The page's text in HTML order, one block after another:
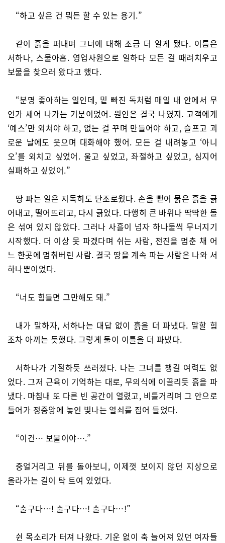
“하고 싶은 건 뭐든 할 수 있는 용기.”
같이 흙을 퍼내며 그녀에 대해 조금 더 알게 됐다. 이름은
서하나, 스물아홉. 영업사원으로 일하다 모든 걸 때려치우고
보물을 찾으러 왔다고 했다.
“분명 좋아하는 일인데, 밑 빠진 독처럼 매일 내 안에서 무
언가 새어 나가는 기분이었어. 원인은 결국 나였지. 고객에게
‘예스’만 외쳐야 하고, 없는 걸 꾸며 만들어야 하고, 슬프고 괴
로운 날에도 웃으며 대화해야 했어. 모든 걸 내려놓고 ‘아니
오’를 외치고 싶었어. 울고 싶었고, 좌절하고 싶었고, 심지어
실패하고 싶었어.”
땅 파는 일은 지독히도 단조로웠다. 손을 뻗어 묽은 흙을 긁
어내고, 떨어뜨리고, 다시 긁었다. 다행히 큰 바위나 딱딱한 돌
은 섞여 있지 않았다. 그러나 사흘이 넘자 하나둘씩 무너지기
시작했다. 더 이상 못 파겠다며 쉬는 사람, 전진을 멈춘 채 어
느 한곳에 멈춰버린 사람. 결국 땅을 계속 파는 사람은 나와 서
하나뿐이었다.
“너도 힘들면 그만해도 돼.”
내가 말하자, 서하나는 대답 없이 흙을 더 파냈다. 말할 힘
조차 아끼는 듯했다. 그렇게 둘이 이틀을 더 파냈다.
서하나가 기절하듯 쓰러졌다. 나는 그녀를 챙길 여력도 없
었다. 그저 근육이 기억하는 대로, 무의식에 이끌리듯 흙을 파
냈다. 마침내 또 다른 빈 공간이 열렸고, 비틀거리며 그 안으로
들어가 정중앙에 놓인 빛나는 열쇠를 집어 들었다.
“이건… 보물이야….”
중얼거리고 뒤를 돌아보니, 이제껏 보이지 않던 지상으로
올라가는 길이 탁 트여 있었다.
“출구다…! 출구다…! 출구다…!”
쉰 목소리가 터져 나왔다. 기운 없이 축 늘어져 있던 여자들